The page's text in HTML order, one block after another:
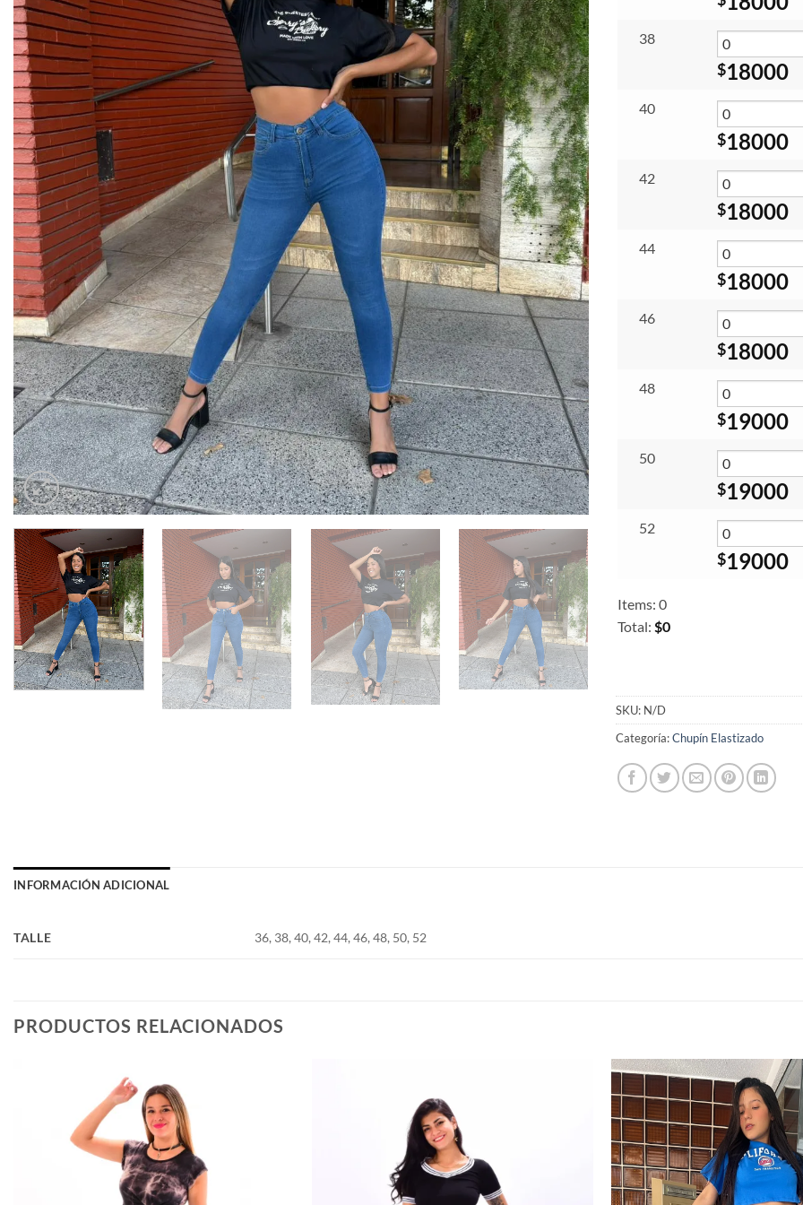
38
$18000
40
$18000
42
$18000
44
$18000
46
$18000
48
$19000
50
$19000
52
$19000
Items: 0
Total: $0
total
is
SKU: N/D
Categoría:Chupín Elastizado
INFORMACIÓN ADICIONAL
TALLE 36, 38, 40, 42, 44, 46, 48, 50, 52
PRODUCTOS RELACIONADOS